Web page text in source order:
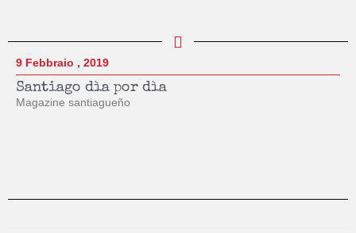
9 Febbraio , 2019
Santiago dìa por dìa
Magazine santiagueño